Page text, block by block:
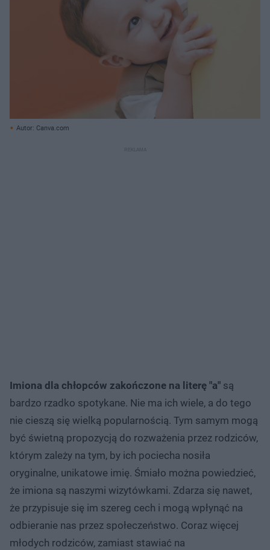
Autor: Canva.com
Imiona dla chłopców zakończone na literę "a" są
bardzo rzadko spotykane. Nie ma ich wiele, a do tego
nie cieszą się wielką popularnością. Tym samym mogą
być świetną propozycją do rozważenia przez rodziców,
którym zależy na tym, by ich pociecha nosiła
oryginalne, unikatowe imię. Śmiało można powiedzieć,
że imiona są naszymi wizytówkami. Zdarza się nawet,
że przypisuje się im szereg cech i mogą wpłynąć na
odbieranie nas przez społeczeństwo. Coraz więcej
młodych rodziców, zamiast stawiać na